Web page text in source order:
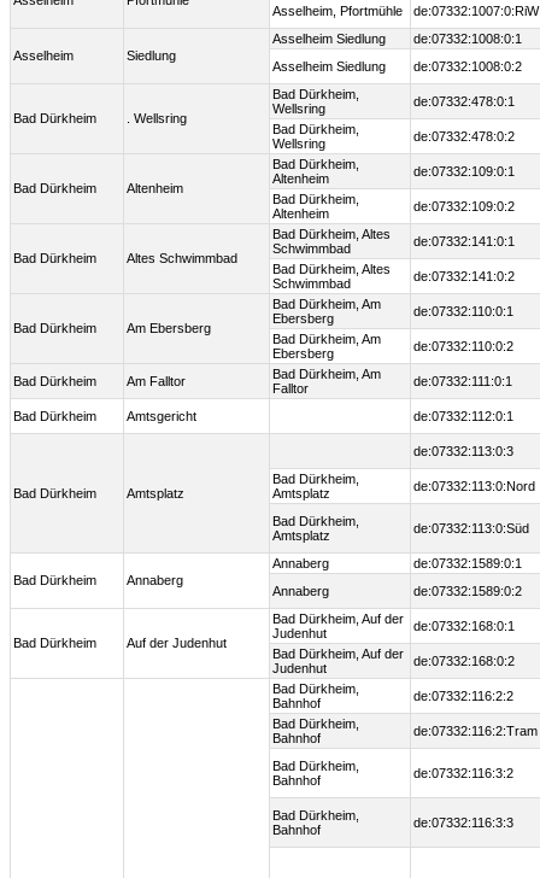
Asselheim, Pfortmühle
de:07332:1007:0:RiW
Asselheim Siedlung
Asselheim Siedlung
de:07332:1008:0:1
Asselheim Siedlung
de:07332:1008:0:2
Bad Dürkheim . Wellsring
Bad Dürkheim,
Wellsring
de:07332:478:0:1
Bad Dürkheim,
Wellsring
de:07332:478:0:2
Bad Dürkheim Altenheim
Bad Dürkheim,
Altenheim
de:07332:109:0:1
Bad Dürkheim,
Altenheim
de:07332:109:0:2
Bad Dürkheim Altes Schwimmbad
Bad Dürkheim, Altes
Schwimmbad
de:07332:141:0:1
Bad Dürkheim, Altes
Schwimmbad
de:07332:141:0:2
Bad Dürkheim Am Ebersberg
Bad Dürkheim, Am
Ebersberg
de:07332:110:0:1
Bad Dürkheim, Am
Ebersberg
de:07332:110:0:2
Bad Dürkheim Am Falltor
Bad Dürkheim, Am
Falltor
de:07332:111:0:1
Bad Dürkheim Amtsgericht de:07332:112:0:1
Bad Dürkheim Amtsplatz
de:07332:113:0:3
Bad Dürkheim,
Amtsplatz
de:07332:113:0:Nord
Bad Dürkheim,
Amtsplatz
de:07332:113:0:Süd
Bad Dürkheim Annaberg
Annaberg
de:07332:1589:0:1
Annaberg
de:07332:1589:0:2
Bad Dürkheim Auf der Judenhut
Bad Dürkheim, Auf der
Judenhut
de:07332:168:0:1
Bad Dürkheim, Auf der
Judenhut
de:07332:168:0:2
Bad Dürkheim,
Bahnhof
de:07332:116:2:2
Bad Dürkheim,
Bahnhof
de:07332:116:2:Tram
Bad Dürkheim,
Bahnhof
de:07332:116:3:2
Bad Dürkheim,
Bahnhof
de:07332:116:3:3